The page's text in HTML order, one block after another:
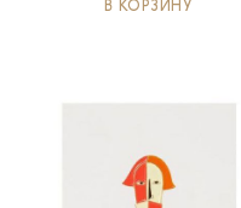
В КОРЗИНУ